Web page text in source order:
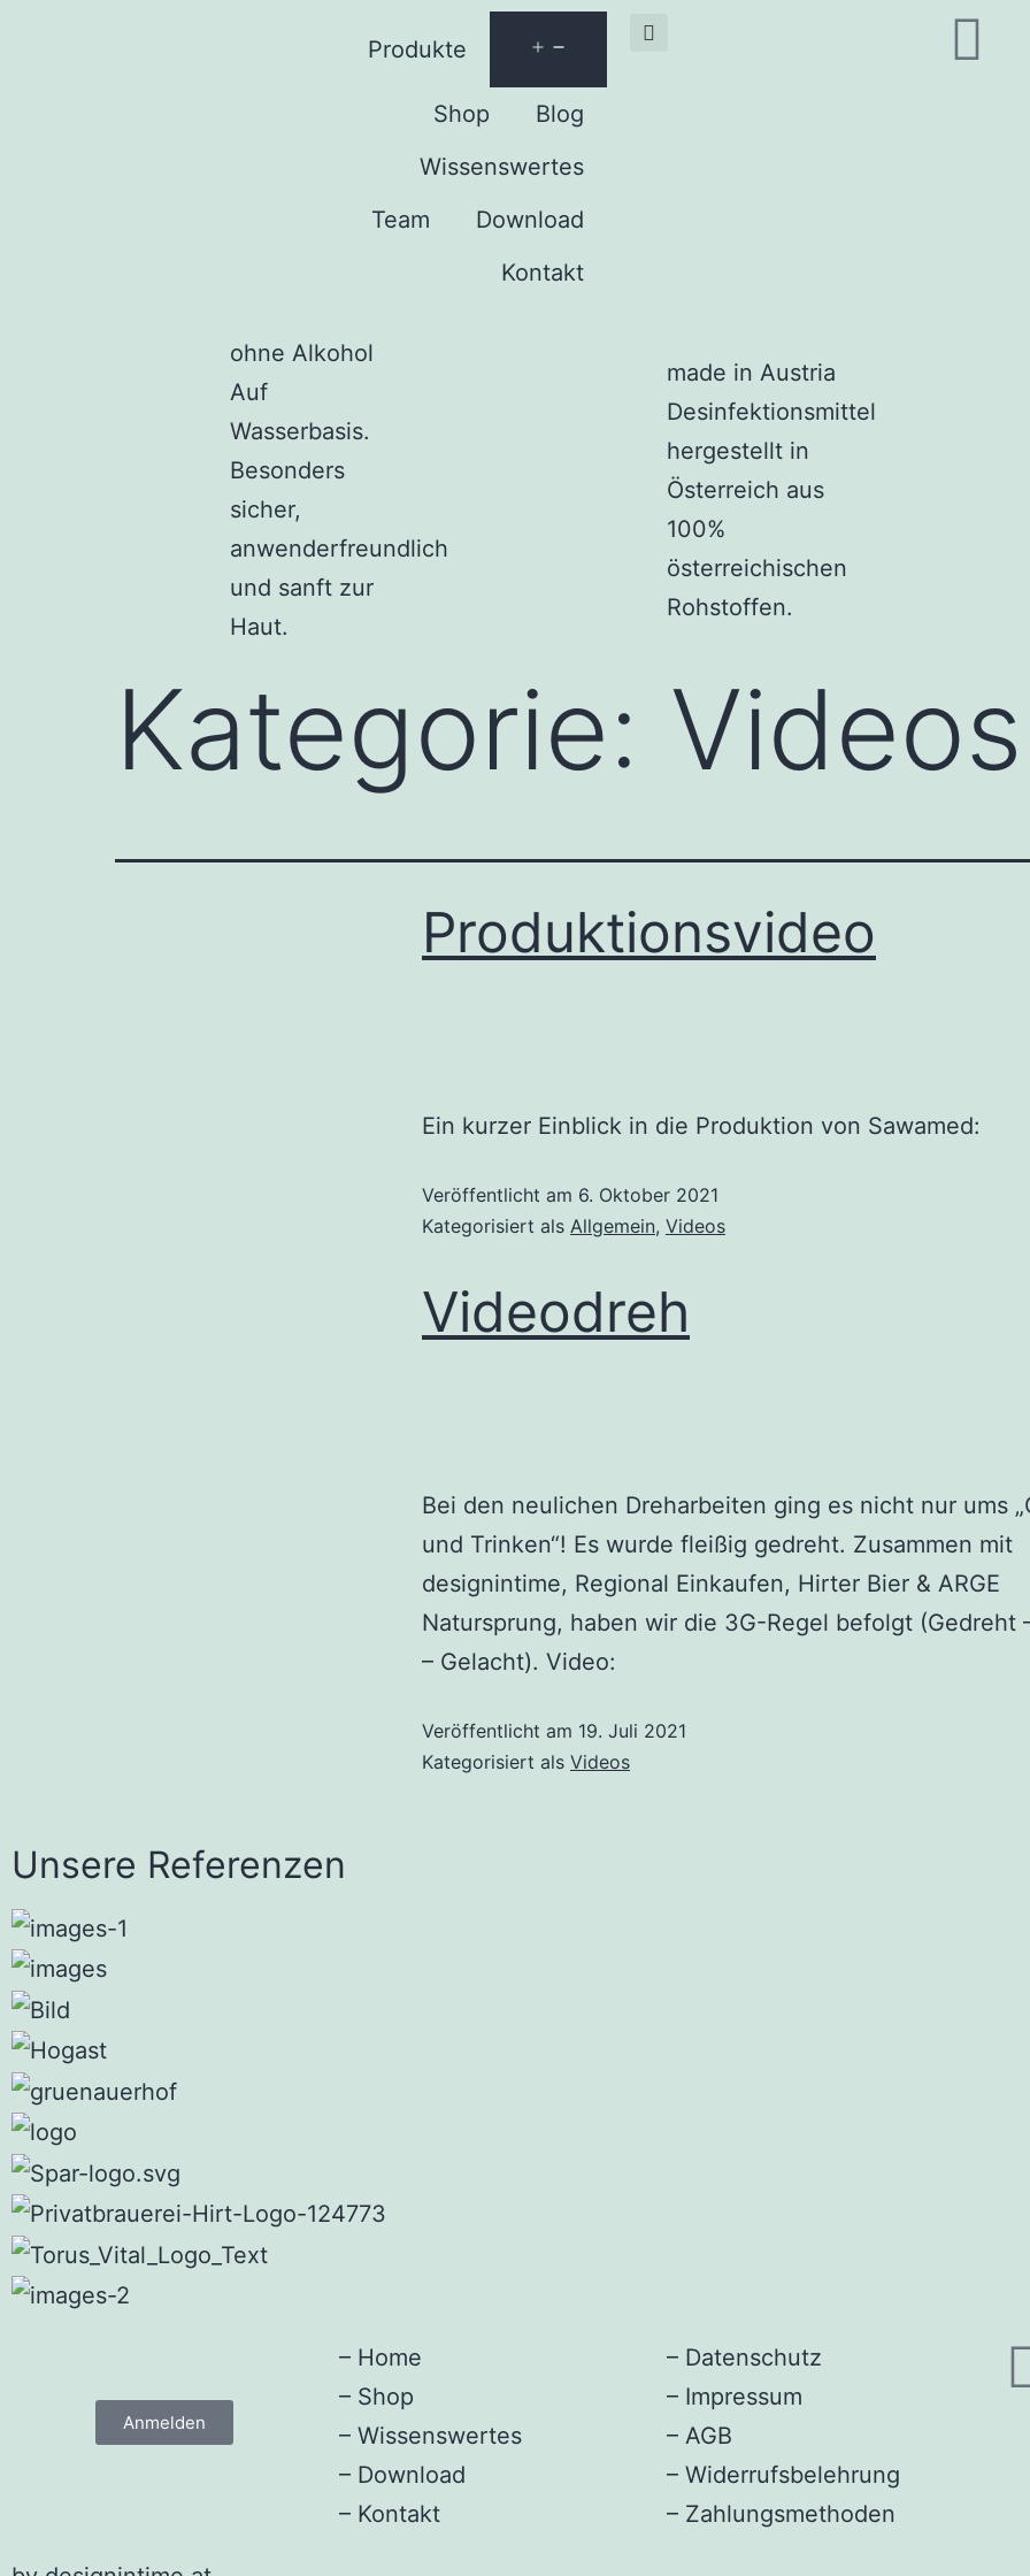
Produkte
Shop
Blog
Wissenswertes
Team
Download
Kontakt
ohne Alkohol
Auf
Wasserbasis.
Besonders
sicher,
anwenderfreundlich
und sanft zur
Haut.
made in Austria
Desinfektionsmittel
hergestellt in
Österreich aus
100%
österreichischen
Rohstoffen.
Kategorie: Videos
Produktionsvideo
Ein kurzer Einblick in die Produktion von Sawamed:
Veröffentlicht am 6. Oktober 2021
Kategorisiert als Allgemein, Videos
Videodreh
Bei den neulichen Dreharbeiten ging es nicht nur ums
und Trinken“! Es wurde fleißig gedreht. Zusammen mit
designintime, Regional Einkaufen, Hirter Bier & ARGE
Natursprung, haben wir die 3G-Regel befolgt (Gedreht
– Gelacht). Video:
Veröffentlicht am 19. Juli 2021
Kategorisiert als Videos
Unsere Referenzen
Anmelden
– Home
– Shop
– Wissenswertes
– Download
– Kontakt
– Datenschutz
– Impressum
– AGB
– Widerrufsbelehrung
– Zahlungsmethoden